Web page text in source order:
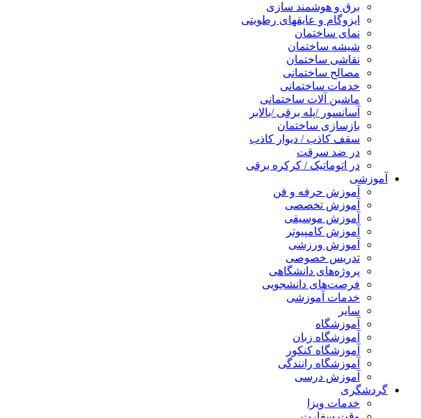
برق و هوشمند سازی
ایزوگام و عایقهای رطوبتی
نمای ساختمان
شیشه ساختمان
نقاشی ساختمان
مصالح ساختمانی
خدمات ساختمانی
ماشین آلات ساختمانی
آسانسور /پله برقی /بالابر
بازسازی ساختمان
سقف کاذب / دیوار کاذب
در ضد سرقت
در اتوماتیک / کرکره برقی
آموزشی
آموزش حرفه و فن
آموزش تخصصی
آموزش موسیقی
آموزش کامپیوتر
آموزش ورزشی
تدریس خصوصی
پروژه‌های دانشگاهی
فرصت‌های دانشجویی
خدمات آموزشی
سایر
آموزشگاه
آموزشگاه زبان
آموزشگاه کنکور
آموزشگاه رانندگی
آموزش درسی
گردشگری
خدمات ویزا